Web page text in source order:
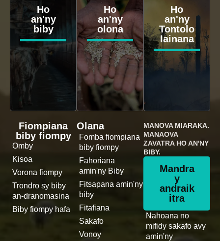
Ho
an'ny
biby
Ho
an'ny
olona
Ho
an'ny
Tontolo
Iainana
Fiompiana
biby fiompy
Omby
Kisoa
Vorona fiompy
Trondro sy biby
an-dranomasina
Biby fiompy hafa
Olana
Fomba fiompiana
biby fiompy
Fahoriana
amin'ny Biby
Fitsapana amin'ny
biby
Fitafiana
Sakafo
Vonoy
MANOVA MIARAKA.
MANAOVA
ZAVATRA HO AN'NY
BIBY.
Mandra
y
andraik
itra
Nahoana no
mifidy sakafo avy
amin'ny